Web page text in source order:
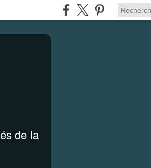
de la